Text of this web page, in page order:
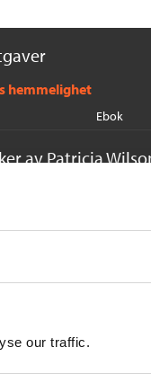
our traffic.
hemmelighet
Ebok
av Patricia